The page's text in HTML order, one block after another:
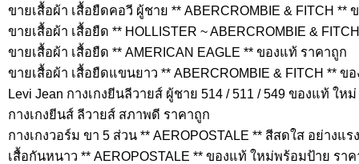
ขายเสื้อผ้า เสื้อยืดคอวี ผู้ชาย ** ABERCROMBIE & FITCH **
ขายเสื้อผ้า เสื้อยืด ** HOLLISTER ~ ABERCROMBIE &
ขายเสื้อผ้า เสื้อยืด ** AMERICAN EAGLE ** ของแท้ ราคาถูก
ขายเสื้อผ้า เสื้อยืดแขนยาว ** ABERCROMBIE & FITCH ** ข
Levi Jean กางเกงยีนลีวายส์ ผู้ชาย 514 / 511 / 549 ของแท้ ให
กางเกงยีนส์ ลีวายส์ สภาพดี ราคาถูก
กางเกงวอร์ม ขา 5 ส่วน ** AEROPOSTALE ** สีสดใส อย่างแ
เสื้อกันหนาว ** AEROPOSTALE ** ของแท้ ใหม่พร้อมป้าย รา